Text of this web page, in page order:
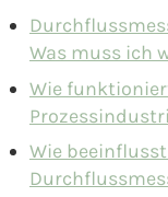
Was muss ich
Wie
Wie